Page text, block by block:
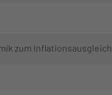
zum Inflationsausgleich